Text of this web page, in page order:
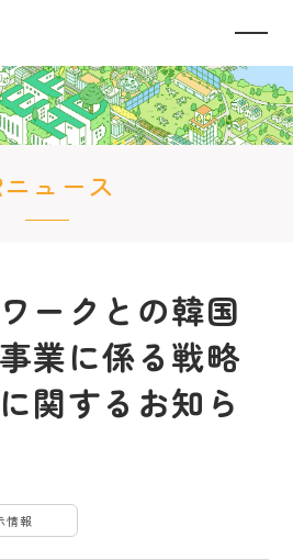
ニュース
ークとの韓国
業に係る戦略
関するお知ら
情報